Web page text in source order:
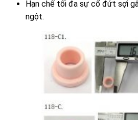
Hạn chế tối đa sự cố đứt sợi
ngột.